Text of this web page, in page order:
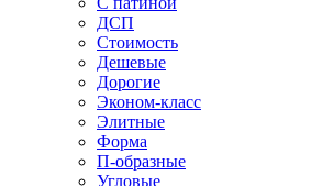
ДСП
Стоимость
Дешевые
Дорогие
Эконом-класс
Элитные
Форма
П-образные
Угловые